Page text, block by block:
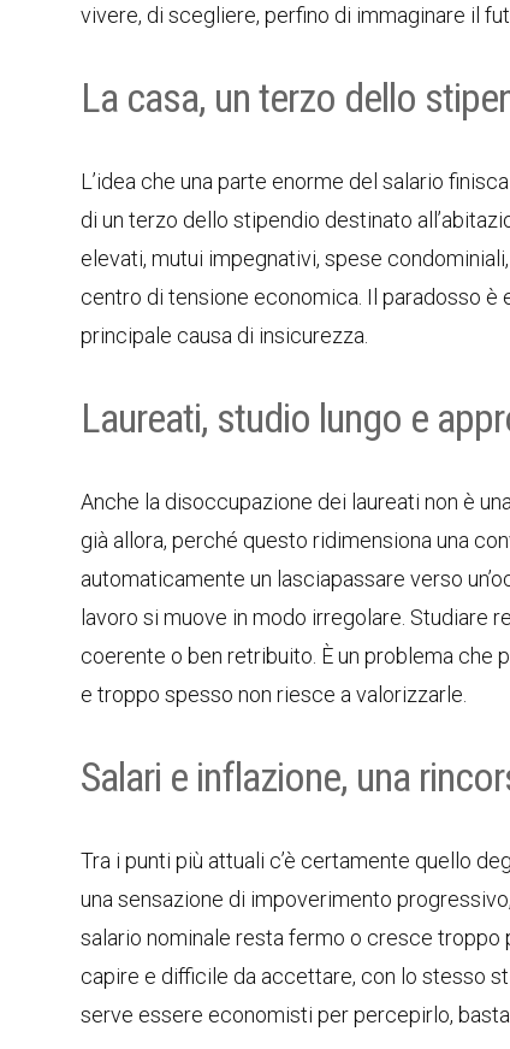
vivere, di scegliere, perfino di immaginare il
La casa, un terzo dello
L’idea che una parte enorme del salario
di un terzo dello stipendio destinato
elevati, mutui impegnativi, spese
centro di tensione economica. Il paradosso
principale causa di insicurezza.
Laureati, studio lungo e
Anche la disoccupazione dei laureati non è
già allora, perché questo ridimensiona una
automaticamente un lasciapassare verso
lavoro si muove in modo irregolare. Studiare
coerente o ben retribuito. È un problema che
e troppo spesso non riesce a valorizzarle.
Salari e inflazione, una
Tra i punti più attuali c’è certamente quello
una sensazione di impoverimento
salario nominale resta fermo o cresce
capire e difficile da accettare, con lo stesso
serve essere economisti per percepirlo,